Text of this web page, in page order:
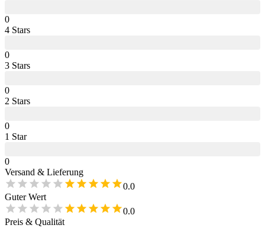
0
4 Stars
0
3 Stars
0
2 Stars
0
1 Star
0
Versand & Lieferung
0.0
Guter Wert
0.0
Preis & Qualität